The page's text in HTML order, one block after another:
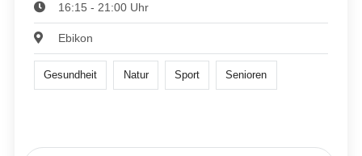
16:15 - 21:00 Uhr
Ebikon
Gesundheit Natur Sport Senioren